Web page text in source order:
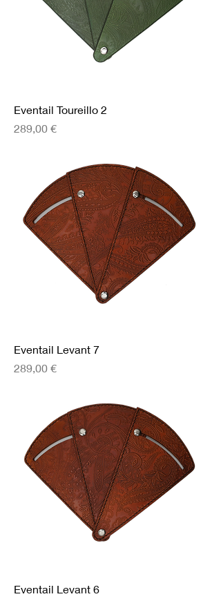
Eventail Toureillo 2
Prix
289,00 €
Eventail Levant 7
Prix
289,00 €
Eventail Levant 6